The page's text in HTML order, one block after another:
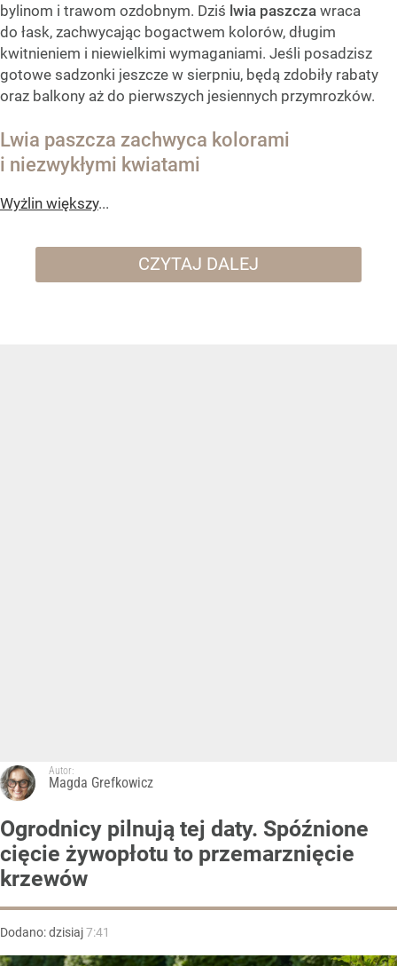
bylinom i trawom ozdobnym. Dziś lwia paszcza wraca
do łask, zachwycając bogactwem kolorów, długim
kwitnieniem i niewielkimi wymaganiami. Jeśli posadzisz
gotowe sadzonki jeszcze w sierpniu, będą zdobiły rabaty
oraz balkony aż do pierwszych jesiennych przymrozków.
Lwia paszcza zachwyca kolorami
i niezwykłymi kwiatami
Wyżlin większy...
CZYTAJ DALEJ
Autor:
Magda Grefkowicz
Ogrodnicy pilnują tej daty. Spóźnione
cięcie żywopłotu to przemarznięcie
krzewów
Dodano:dzisiaj7:41